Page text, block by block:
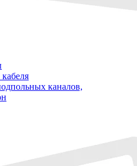
каналов,